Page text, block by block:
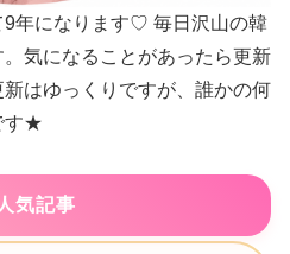
年になります♡ 毎日沢山の韓
気になることがあったら更新
はゆっくりですが、誰かの何
す★
人気記事